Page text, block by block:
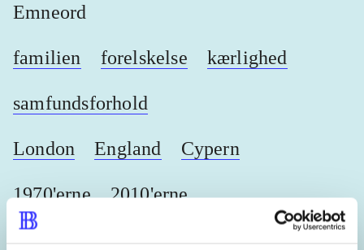
Emneord
familien forelskelse kærlighed
samfundsforhold
London England Cypern
1970'erne 2010'erne